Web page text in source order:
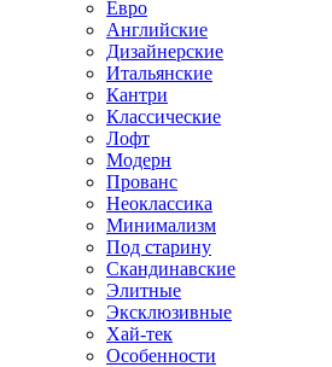
Евро
Английские
Дизайнерские
Итальянские
Кантри
Классические
Лофт
Модерн
Прованс
Неоклассика
Минимализм
Под старину
Скандинавские
Элитные
Эксклюзивные
Хай-тек
Особенности